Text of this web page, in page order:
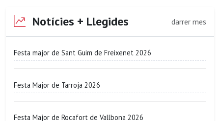
Notícies + Llegides darrer mes
Festa major de Sant Guim de Freixenet 2026
Festa Major de Tarroja 2026
Festa Major de Rocafort de Vallbona 2026